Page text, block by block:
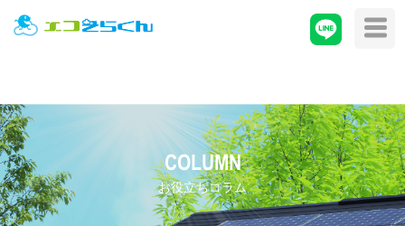
COLUMN
お役立ちコラム